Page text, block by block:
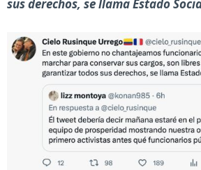
sus derechos, se llama Estado